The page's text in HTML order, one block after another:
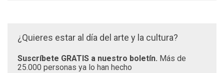
¿Quieres estar al día del arte y la cultura?
Suscríbete GRATIS a nuestro boletín. Más de
25.000 personas ya lo han hecho